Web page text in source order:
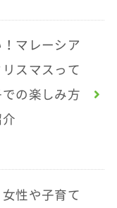
マレーシア
スマスって
の楽しみ方
性や子育て